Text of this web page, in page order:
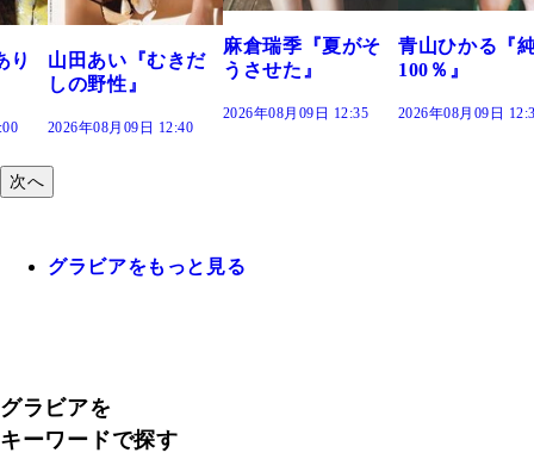
山田あい『むきだ
しの野性』
2026年08月09日 12:40
麻倉瑞季『夏がそ
うさせた』
2026年08月09日 12:35
青山ひかる『
100％』
2026年08月09日
り
次へ
グラビアをもっと見る
グラビアを
キーワードで探す